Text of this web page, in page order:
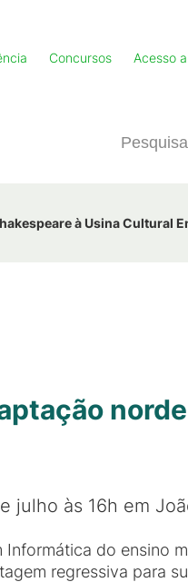
Concursos Acesso
à Usina Cultural
julho às 16h em
do ensino
regressiva para